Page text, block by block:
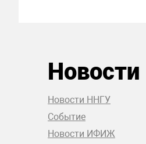
Новости
Новости ННГУ
Событие
Новости ИФИЖ